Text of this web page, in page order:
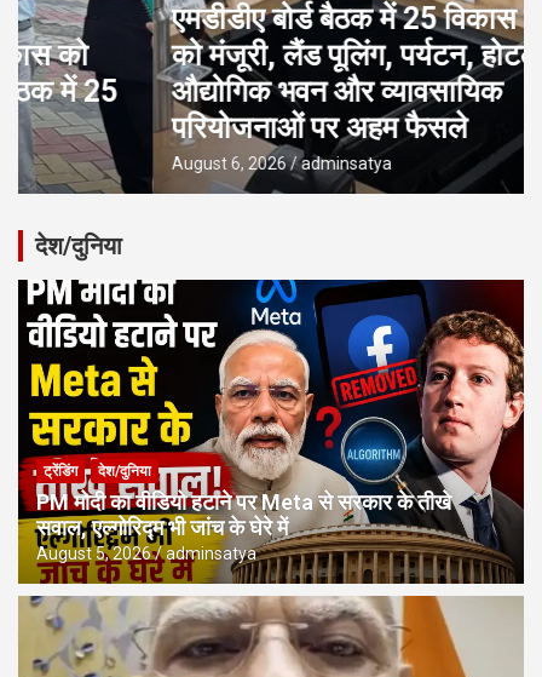
एमडीडीए बोर्ड बैठक में 25 विकास प्रस्तावों
को मंजूरी, लैंड पूलिंग, पर्यटन, होटल,
औद्योगिक भवन और व्यावसायिक
परियोजनाओं पर अहम फैसले
August 6, 2026 adminsatya
देश/दुनिया
ट्रेंडिंग देश/दुनिया
PM मोदी का वीडियो हटाने पर Meta से सरकार के तीखे
सवाल, एल्गोरिद्म भी जांच के घेरे में
August 5, 2026 adminsatya